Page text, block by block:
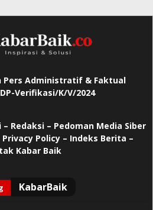
Pers Administratif & Faktual
Verifikasi/K/V/2024
– Redaksi – Pedoman Media Siber
Privacy Policy– Indeks Berita –
Kabar Baik